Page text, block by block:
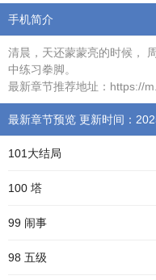
手机简介
清晨，天还蒙蒙亮的时候，
中练习拳脚。
最新章节推荐地址：https://
最新章节预览 更新时间：
101大结局
100 塔
99 闹事
98 五级